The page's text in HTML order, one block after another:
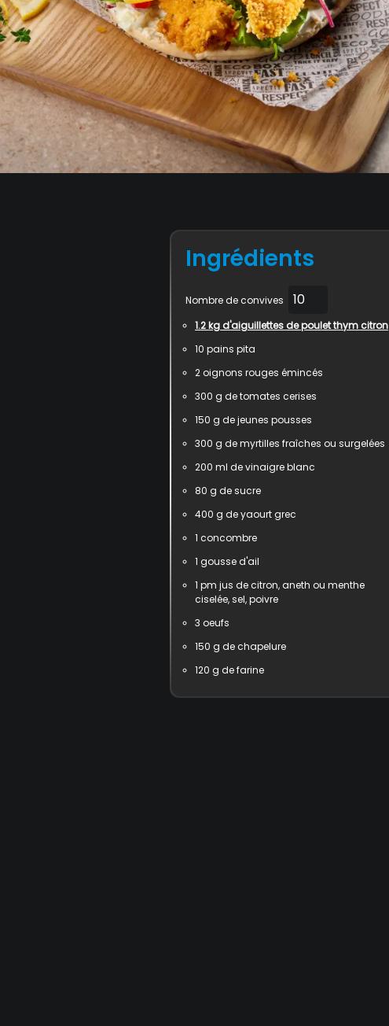
Ingrédients
Nombre de convives
1.2kg d'aiguillettes de poulet thym citron
10 pains pita
2 oignons rouges émincés
300 g de tomates cerises
150 g de jeunes pousses
300 g de myrtilles fraîches ou surgelées
200 ml de vinaigre blanc
80 g de sucre
400 g de yaourt grec
1 concombre
1 gousse d'ail
1 pm jus de citron, aneth ou menthe
ciselée, sel, poivre
3 oeufs
150 g de chapelure
120 g de farine